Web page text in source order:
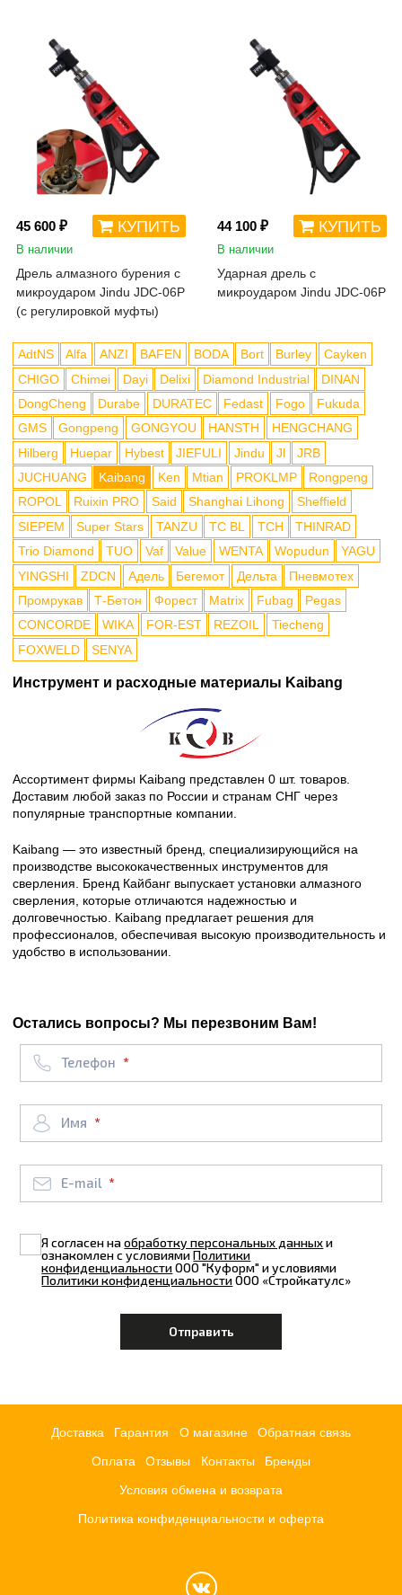
45 600 ₽ КУПИТЬ
В наличии
Дрель алмазного бурения с
микроударом Jindu JDC-06P
(с регулировкой муфты)
44 100 ₽ КУПИТЬ
В наличии
Ударная дрель с
микроударом Jindu JDC-06P
AdtNS Alfa ANZI BAFEN BODA Bort Burley
Cayken
CHIGO
Chimei Dayi Delixi Diamond Industrial
DINAN
DongCheng
Durabe DURATEC Fedast Fogo
Fukuda
GMS
Gongpeng GONGYOU HANSTH
HENGCHANG
Hilberg
Huepar Hybest JIEFULI Jindu Jl
JRB
JUCHUANG
Kaibang Ken Mtian PROKLMP
Rongpeng
ROPOL
Ruixin PRO Said Shanghai Lihong
Sheffield
SIEPEM
Super Stars TANZU TC BL TCH
THINRAD
Trio Diamond
TUO Vaf Value WENTA Wopudun
YAGU
YINGSHI
ZDCN Адель Бегемот Дельта
Пневмотех
Промрукав
Т-Бетон Форест Matrix Fubag
Pegas
CONCORDE
WIKA FOR-EST REZOIL
Tiecheng
FOXWELD
SENYA
Инструмент и расходные материалы Kaibang
Ассортимент фирмы Kaibang представлен 0 шт. товаров.
Доставим любой заказ по России и странам СНГ через
популярные транспортные компании.
Kaibang — это известный бренд, специализирующийся на
производстве высококачественных инструментов для
сверления. Бренд Кайбанг выпускает установки алмазного
сверления, которые отличаются надежностью и
долговечностью. Kaibang предлагает решения для
профессионалов, обеспечивая высокую производительность и
удобство в использовании.
Остались вопросы? Мы перезвоним Вам!
Телефон
Имя
E-mail
Я согласен наобработку персональных данныхи
ознакомлен с условиямиПолитики
конфиденциальностиООО "Куформ" и условиями
Политики конфиденциальностиООО «Стройкатулс»
Доставка Гарантия О магазине Обратная связь
Оплата Отзывы Контакты Бренды
Условия обмена и возврата
Политика конфиденциальности и оферта